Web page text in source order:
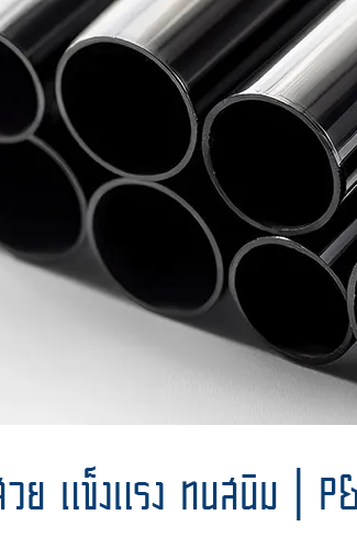
วย แข็งแรง ทนสนิม |